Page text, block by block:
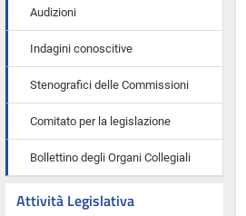
Audizioni
Indagini conoscitive
Stenografici delle Commissioni
Comitato per la legislazione
Bollettino degli Organi Collegiali
Attività Legislativa